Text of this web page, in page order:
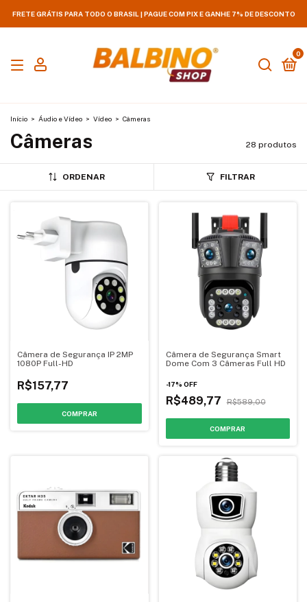
FRETE GRÁTIS PARA TODO O BRASIL | PAGUE COM PIX E GANHE 7% DE DESCONTO
0
Início > Áudio e Vídeo > Vídeo > Câmeras
Câmeras 28 produtos
ORDENAR FILTRAR
Câmera de Segurança IP 2MP
1080P Full-HD
R$157,77
Câmera de Segurança Smart
Dome Com 3 Câmeras Full HD
-17% OFF
R$489,77 R$589,00